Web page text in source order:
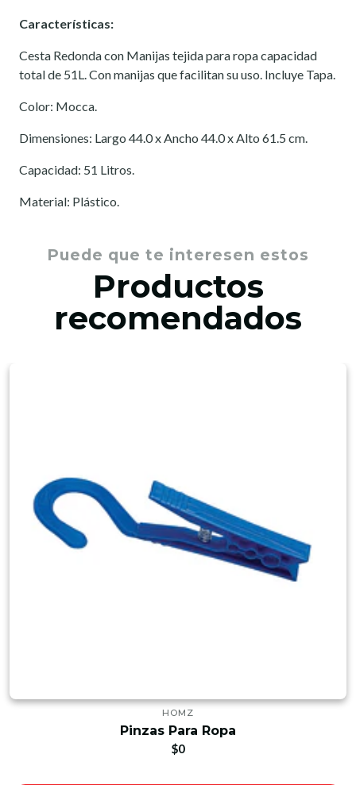
Características:
Cesta Redonda con Manijas tejida para ropa capacidad
total de 51L. Con manijas que facilitan su uso. Incluye Tapa.
Color: Mocca.
Dimensiones: Largo 44.0 x Ancho 44.0 x Alto 61.5 cm.
Capacidad: 51 Litros.
Material: Plástico.
Puede que te interesen estos
Productos
recomendados
HOMZ
Pinzas Para Ropa
$0